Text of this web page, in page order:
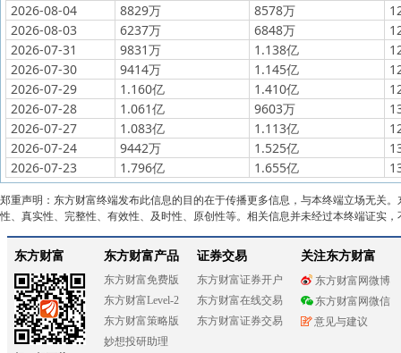
2026-08-04
8829万 8578万
2026-08-03
6237万 6848万
2026-07-31
9831万 1.138亿
2026-07-30
9414万 1.145亿
2026-07-29
1.160亿 1.410亿
2026-07-28
1.061亿 9603万
2026-07-27
1.083亿 1.113亿
2026-07-24
9442万 1.525亿
2026-07-23
1.796亿 1.655亿
郑重声明：东方财富终端发布此信息的目的在于传播更多信息，与本终端立场无关
性、真实性、完整性、有效性、及时性、原创性等。相关信息并未经过本终端证实